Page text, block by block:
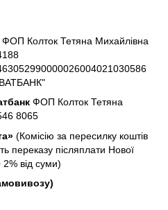
ФОП Колток Тетяна Михайлівна
ФОП Колток Тетяна
8065
(Комісію за пересилку коштів
переказу післяплати Нової
від суми)